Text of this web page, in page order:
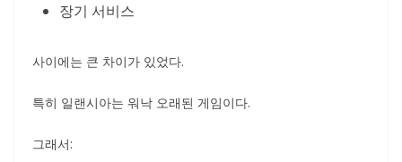
장기 서비스
사이에는 큰 차이가 있었다.
특히 일랜시아는 워낙 오래된 게임이다.
그래서: